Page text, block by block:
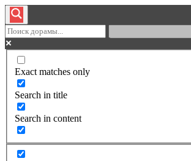
Exact matches only
Search in title
Search in content